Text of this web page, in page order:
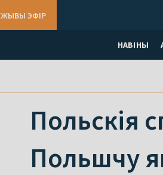
НАВІНЫ
ЖЫВЫ ЭФІР
Польскія
Польшчу